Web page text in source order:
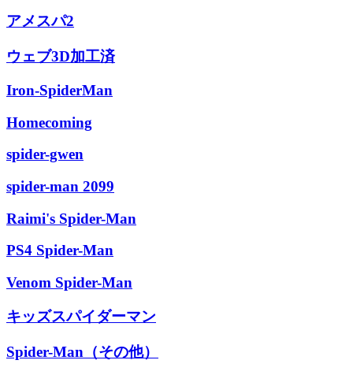
アメスパ2
ウェブ3D加工済
Iron-SpiderMan
Homecoming
spider-gwen
spider-man 2099
Raimi's Spider-Man
PS4 Spider-Man
Venom Spider-Man
キッズスパイダーマン
Spider-Man（その他）